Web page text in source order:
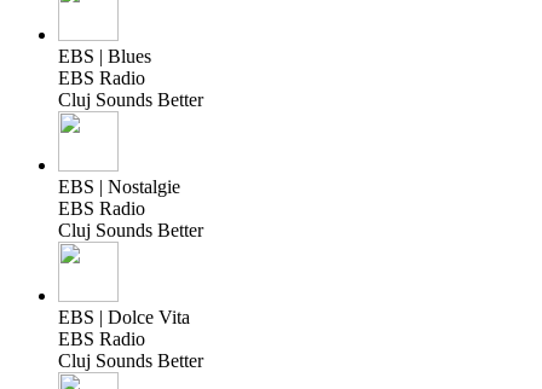
EBS | Blues
EBS Radio
Cluj Sounds Better
EBS | Nostalgie
EBS Radio
Cluj Sounds Better
EBS | Dolce Vita
EBS Radio
Cluj Sounds Better